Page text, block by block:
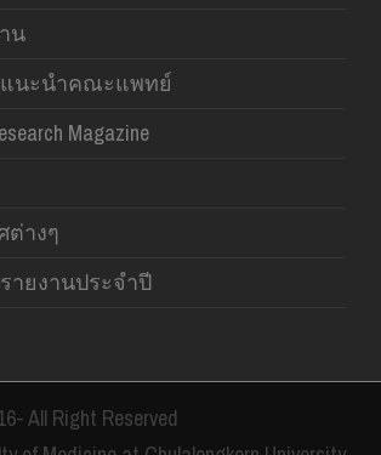
น
นะนำคณะแพทย์
Magazine
ต่างๆ
ายงานประจำปี
All Right Reserved